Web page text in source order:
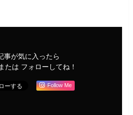
事が気に入ったら
たは フォローしてね！
Follow Me